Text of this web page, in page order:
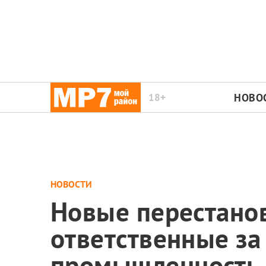
18+
НОВОСТИ
Новые
ответственные